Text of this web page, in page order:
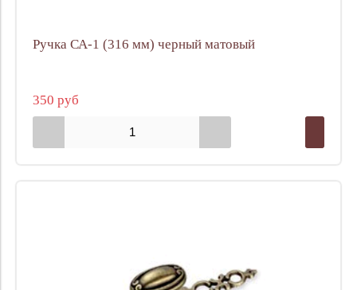
Ручка СА-1 (316 мм) черный матовый
350 руб